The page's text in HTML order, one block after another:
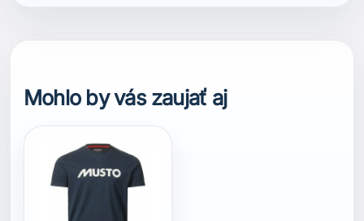
Mohlo by vás zaujať aj